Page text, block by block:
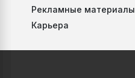
Рекламные материалы
Карьера